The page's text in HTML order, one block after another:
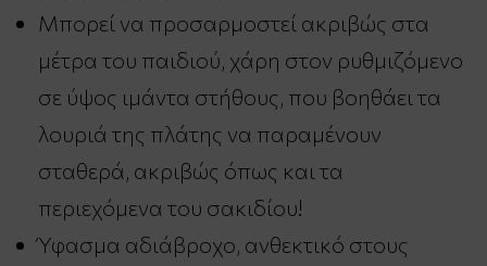
Μπορεί να προσαρμοστεί ακριβώς στα
μέτρα του παιδιού, χάρη στον ρυθμιζόμενο
σε ύψος ιμάντα στήθους, που βοηθάει τα
λουριά της πλάτης να παραμένουν
σταθερά, ακριβώς όπως και τα
περιεχόμενα του σακιδίου!
Ύφασμα αδιάβροχο, ανθεκτικό στους